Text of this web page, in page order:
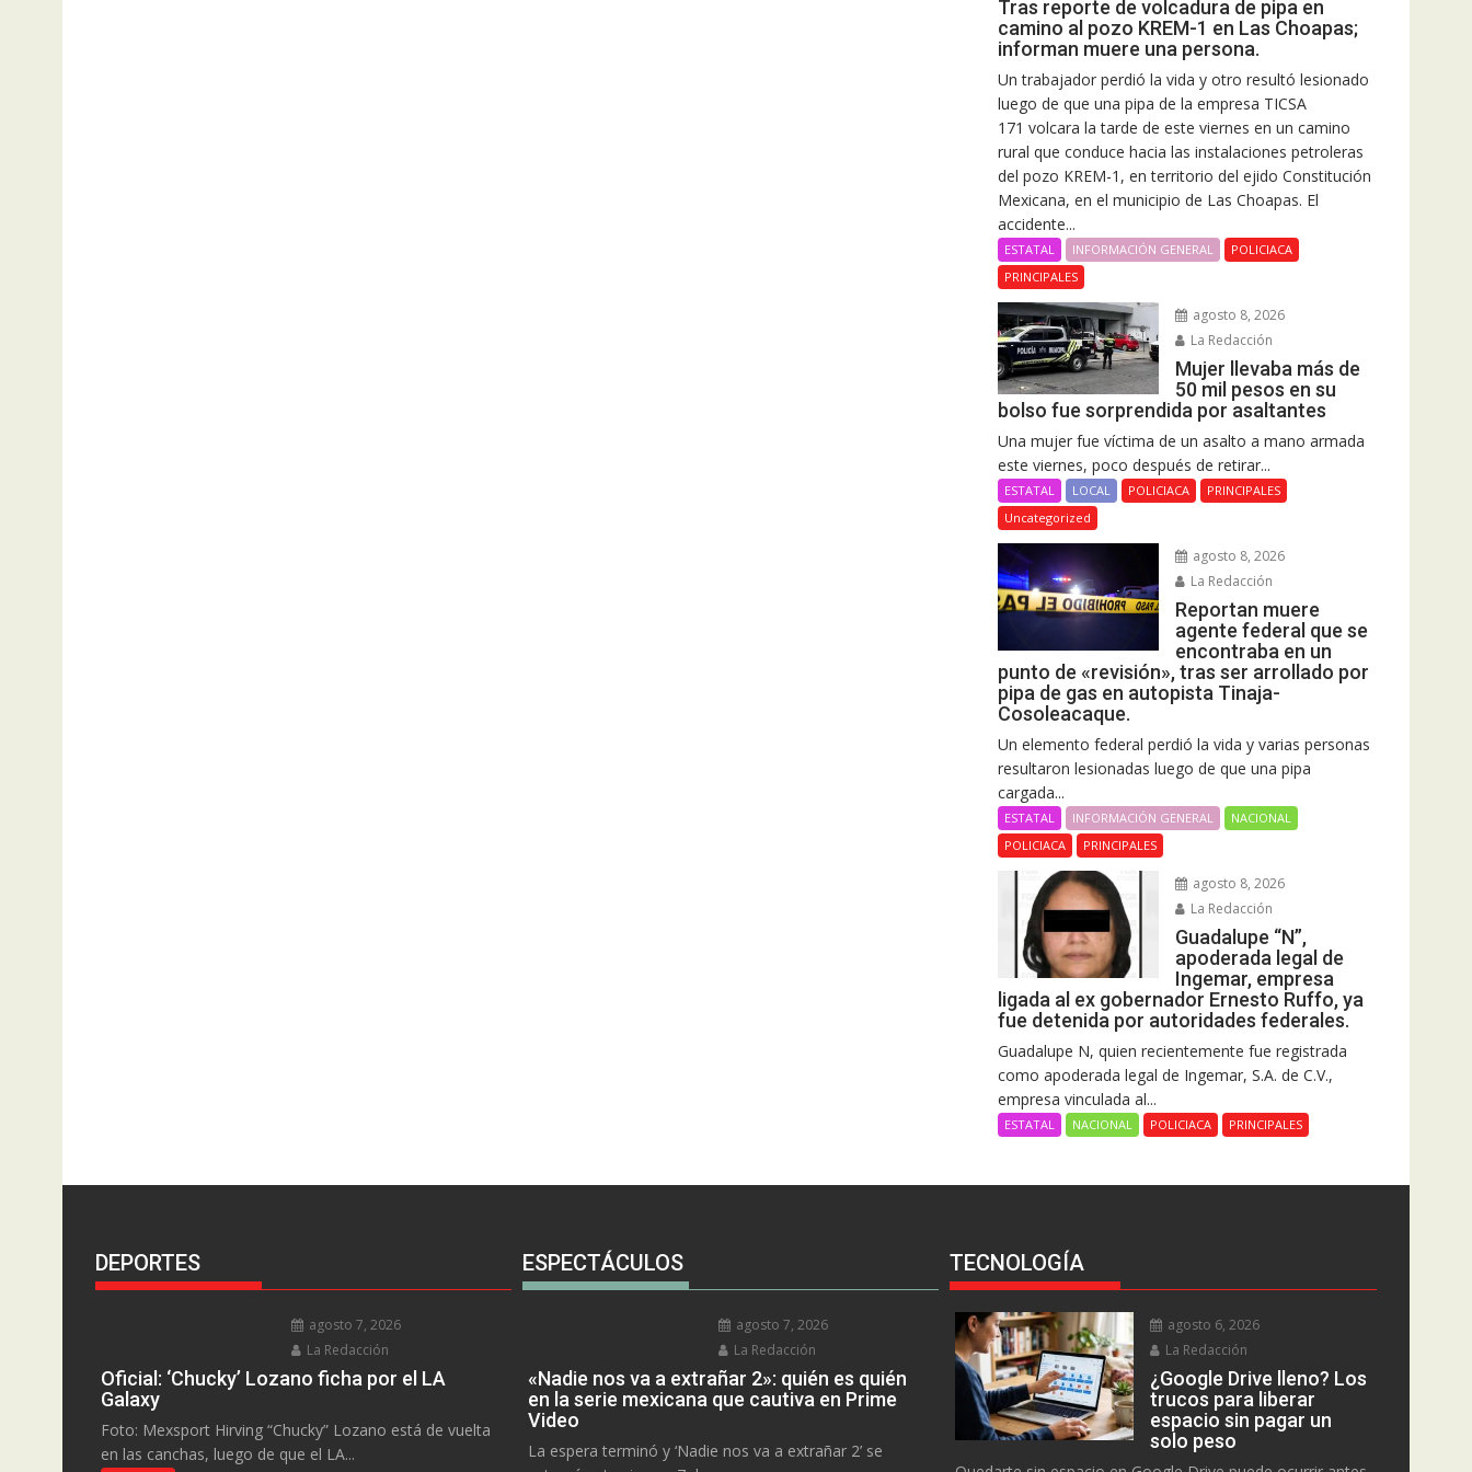
Tras reporte de volcadura de pipa en
camino al pozo KREM-1 en Las Choapas;
informan muere una persona.
Un trabajador perdió la vida y otro resultó lesionado
luego de que una pipa de la empresa TICSA
171 volcara la tarde de este viernes en un camino
rural que conduce hacia las instalaciones petroleras
del pozo KREM-1, en territorio del ejido Constitución
Mexicana, en el municipio de Las Choapas. El
accidente...
ESTATAL INFORMACIÓN GENERAL
POLICIACA
PRINCIPALES
agosto 8, 2026
La Redacción
Mujer llevaba más de
50 mil pesos en su
bolso fue sorprendida por asaltantes
Una mujer fue víctima de un asalto a mano armada
este viernes, poco después de retirar...
ESTATAL LOCAL POLICIACA
PRINCIPALES
Uncategorized
agosto 8, 2026
La Redacción
Reportan muere
agente federal que se
encontraba en un
punto de «revisión», tras ser arrollado por
pipa de gas en autopista Tinaja-
Cosoleacaque.
Un elemento federal perdió la vida y varias personas
resultaron lesionadas luego de que una pipa
cargada...
ESTATAL INFORMACIÓN GENERAL
NACIONAL
POLICIACA
PRINCIPALES
agosto 8, 2026
La Redacción
Guadalupe “N”,
apoderada legal de
Ingemar, empresa
ligada al ex gobernador Ernesto Ruffo, ya
fue detenida por autoridades federales.
Guadalupe N, quien recientemente fue registrada
como apoderada legal de Ingemar, S.A. de C.V.,
empresa vinculada al...
ESTATAL NACIONAL POLICIACA PRINCIPALES
DEPORTES
agosto 7, 2026
La Redacción
Oficial: ‘Chucky’ Lozano ficha por el LA
Galaxy
Foto: Mexsport Hirving “Chucky” Lozano está de vuelta
en las canchas, luego de que el LA...
ESPECTÁCULOS
agosto 7, 2026
La Redacción
«Nadie nos va a extrañar 2»: quién es quién
en la serie mexicana que cautiva en Prime
Video
La espera terminó y ‘Nadie nos va a extrañar 2’ se
TECNOLOGÍA
agosto 6, 2026
La Redacción
¿Google Drive lleno? Los
trucos para liberar
espacio sin pagar un
solo peso